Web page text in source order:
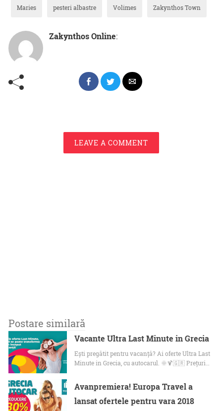
Maries pesteri albastre Volimes Zakynthos Town
Zakynthos Online:
LEAVE A COMMENT
Postare similară
Vacante Ultra Last Minute in Grecia
Ești pregătit pentru vacanță? Ai oferte Ultra Last
Minute in Grecia, cu autocarul. 🌞🍹🇬🇷 Prețuri…
Avanpremiera! Europa Travel a
lansat ofertele pentru vara 2018